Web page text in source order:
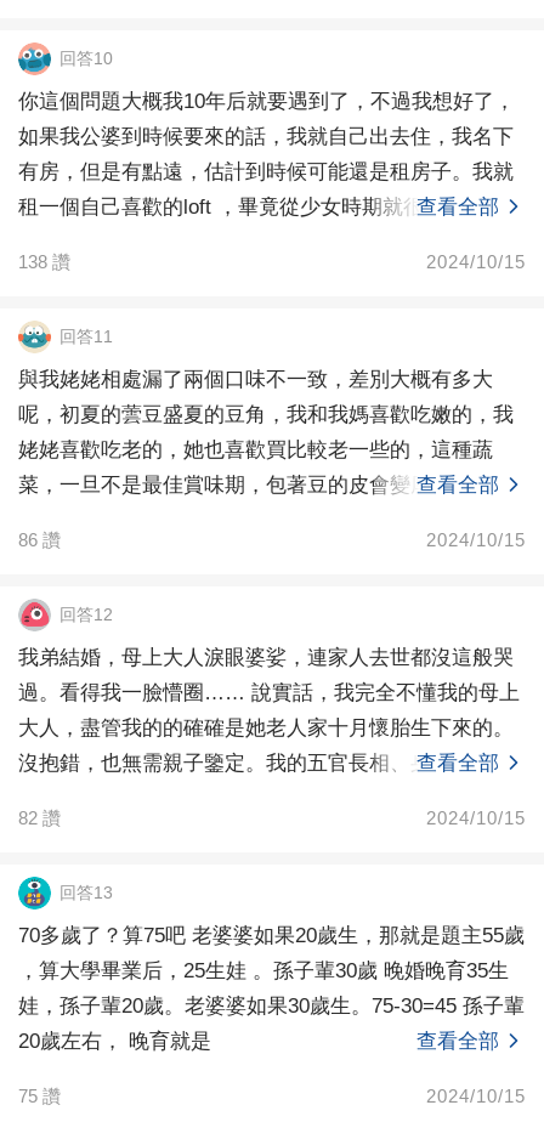
回答10
你這個問題大概我10年后就要遇到了，不過我想好了，
如果我公婆到時候要來的話，我就自己出去住，我名下
有房，但是有點遠，估計到時候可能還是租房子。我就
租一個自己喜歡的loft ，畢竟從少女時期就很向往那種
查看全部
138 讚 2024/10/15
回答11
與我姥姥相處漏了兩個口味不一致，差別大概有多大
呢，初夏的蕓豆盛夏的豆角，我和我媽喜歡吃嫩的，我
姥姥喜歡吃老的，她也喜歡買比較老一些的，這種蔬
菜，一旦不是最佳賞味期，包著豆的皮會變厚豆會變
查看全部
86 讚 2024/10/15
回答12
我弟結婚，母上大人淚眼婆娑，連家人去世都沒這般哭
過。看得我一臉懵圈…… 說實話，我完全不懂我的母上
大人，盡管我的的確確是她老人家十月懷胎生下來的。
沒抱錯，也無需親子鑒定。我的五官長相、身材、做事
查看全部
82 讚 2024/10/15
回答13
70多歲了？算75吧 老婆婆如果20歲生，那就是題主55歲
，算大學畢業后，25生娃 。孫子輩30歲 晚婚晚育35生
娃，孫子輩20歲。老婆婆如果30歲生。75-30=45 孫子輩
20歲左右， 晚育就是
查看全部
75 讚 2024/10/15